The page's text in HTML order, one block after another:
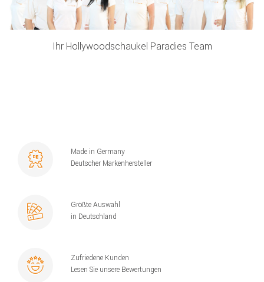
Ihr Hollywoodschaukel Paradies Team
Made in Germany
Deutscher Markenhersteller
Größte Auswahl
in Deutschland
Zufriedene Kunden
Lesen Sie unsere Bewertungen